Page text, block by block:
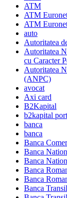
ATM
ATM
ATM
auto
Autoritatea
Autoritatea
cu Caracter
Autoritatea
(ANPC)
avocat
Axi card
B2Kapital
b2kapital
banca
banca
Banca
Banca
Banca
Banca
Banca
Banca